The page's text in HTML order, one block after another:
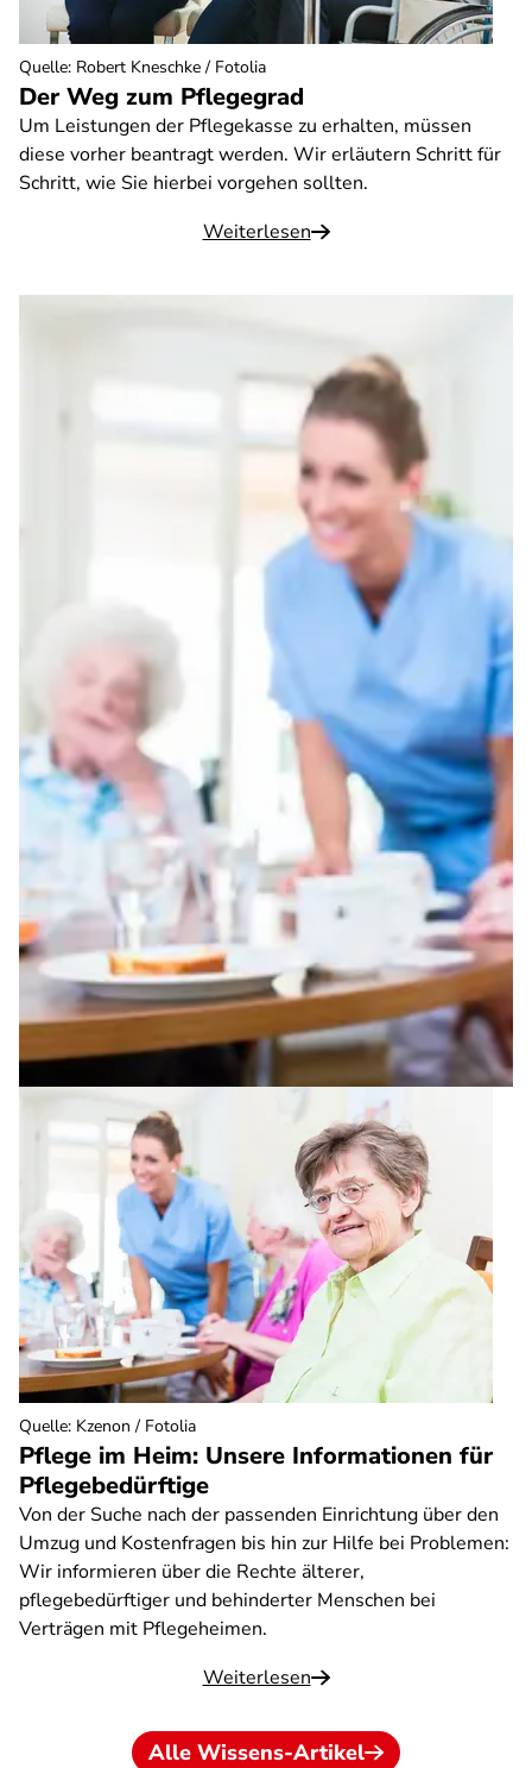
Der Weg zum Pflegegrad
Um Leistungen der Pflegekasse zu erhalten, müssen
diese vorher beantragt werden. Wir erläutern Schritt für
Schritt, wie Sie hierbei vorgehen sollten.
Weiterlesen
Quelle: Robert Kneschke / Fotolia
Pflege im Heim: Unsere Informationen für
Pflegebedürftige
Von der Suche nach der passenden Einrichtung über den
Umzug und Kostenfragen bis hin zur Hilfe bei Problemen:
Wir informieren über die Rechte älterer,
pflegebedürftiger und behinderter Menschen bei
Verträgen mit Pflegeheimen.
Weiterlesen
Quelle: Kzenon / Fotolia
Alle Wissens-Artikel